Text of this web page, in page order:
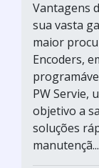
Por que ter
o
sinais
opções de
ele é
de um